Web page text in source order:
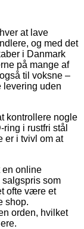
at lave
og med det
i Danmark
på mange af
til voksne –
levering uden
kontrollere nogle
i rustfri stål
er i tvivl om at
en online
salgspris som
ofte være et
shop.
orden, hvilket